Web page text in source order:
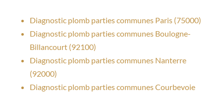
Diagnostic plomb parties communes Paris (75000)
Diagnostic plomb parties communes Boulogne-
Billancourt (92100)
Diagnostic plomb parties communes Nanterre
(92000)
Diagnostic plomb parties communes Courbevoie